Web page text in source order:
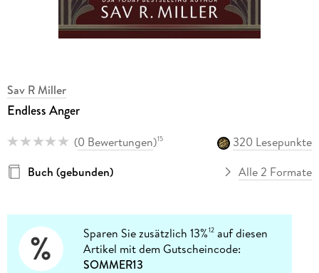
Sav R Miller
Endless Anger
(0 Bewertungen)15
320 Lesepunkte
Buch (gebunden)
Alle 2 Formate
Sparen Sie zusätzlich 13%12 auf diesen
Artikel mit dem Gutscheincode:
SOMMER13